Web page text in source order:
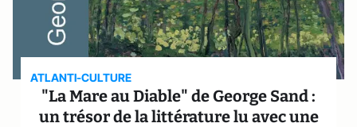
ATLANTI-CULTURE
"La Mare au Diable" de George Sand :
un trésor de la littérature lu avec une